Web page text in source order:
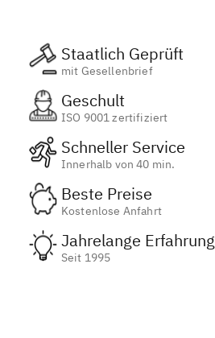
Staatlich Geprüft
mit Gesellenbrief
Geschult
ISO 9001 zertifiziert
Schneller Service
Innerhalb von 40 min.
Beste Preise
Kostenlose Anfahrt
Jahrelange Erfahrung
Seit 1995